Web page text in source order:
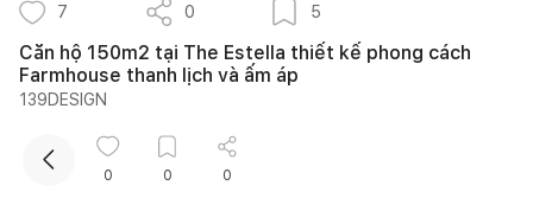
7 0 5
Căn hộ 150m2 tại The Estella thiết kế phong cách
Farmhouse thanh lịch và ấm áp
139DESIGN
0 0 0